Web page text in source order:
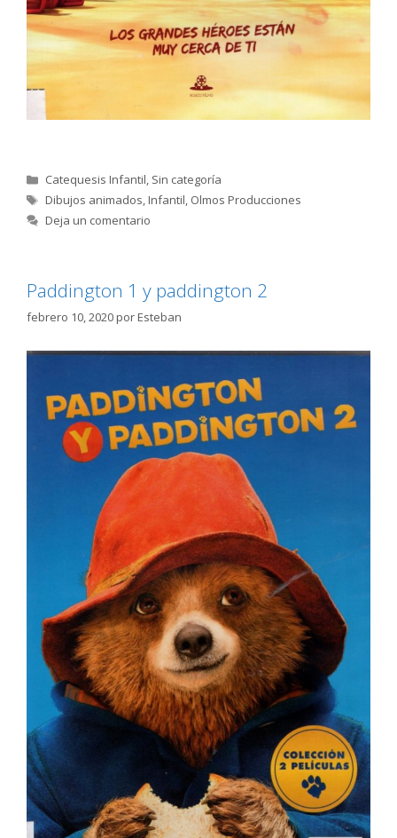
Categorías
Catequesis Infantil, Sin categoría
Etiquetas
Dibujos animados,Infantil, Olmos Producciones
Deja un comentario
Paddington 1 y paddington 2
febrero 10, 2020porEsteban